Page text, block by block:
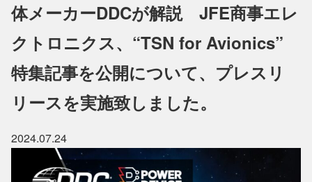
体メーカーDDCが解説 JFE商事エレ
クトロニクス、“TSN for Avionics”
特集記事を公開について、プレスリ
リースを実施致しました。
2024.07.24